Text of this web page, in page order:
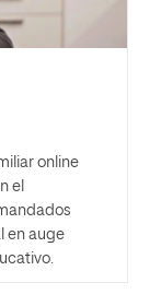
online
el
en auge